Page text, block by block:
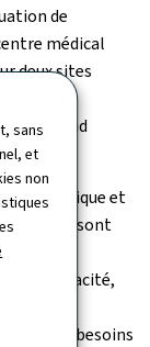
sans
et
non
de
médical
deux sites
ainsi une
en grand
énergétique et
outre, ils sont
compacité,
les besoins